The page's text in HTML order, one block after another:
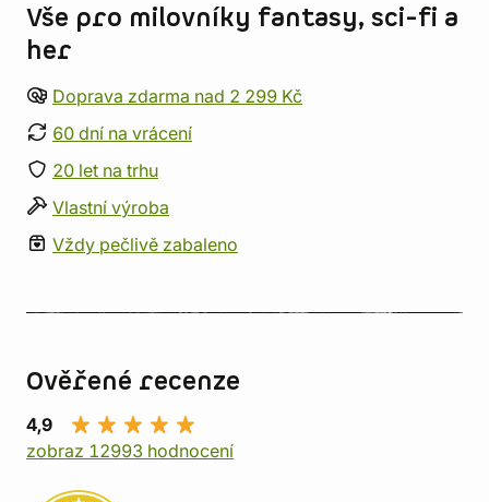
Vše pro milovníky fantasy, sci-fi a
her
Doprava zdarma nad 2 299 Kč
60 dní na vrácení
20 let na trhu
Vlastní výroba
Vždy pečlivě zabaleno
Ověřené recenze
4,9
zobraz 12993 hodnocení